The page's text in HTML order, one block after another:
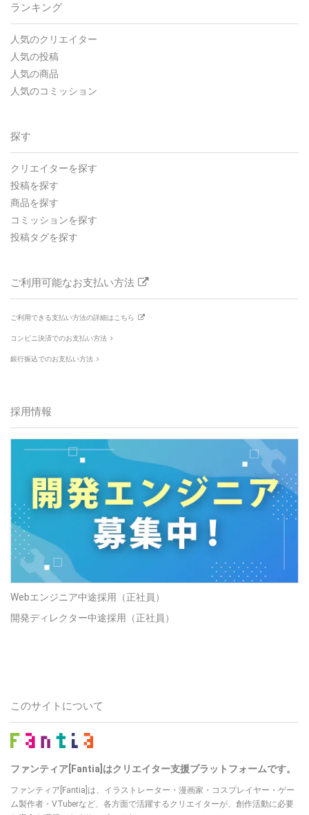
ランキング
人気のクリエイター
人気の投稿
人気の商品
人気のコミッション
探す
クリエイターを探す
投稿を探す
商品を探す
コミッションを探す
投稿タグを探す
ご利用可能なお支払い方法
ご利用できる支払い方法の詳細はこちら
コンビニ決済でのお支払い方法
銀行振込でのお支払い方法
採用情報
Webエンジニア中途採用（正社員）
開発ディレクター中途採用（正社員）
このサイトについて
ファンティア[Fantia]はクリエイター支援プラットフォームです。
ファンティア[Fantia]は、イラストレーター・漫画家・コスプレイヤー・ゲー
ム製作者・VTuberなど、各方面で活躍するクリエイターが、創作活動に必要